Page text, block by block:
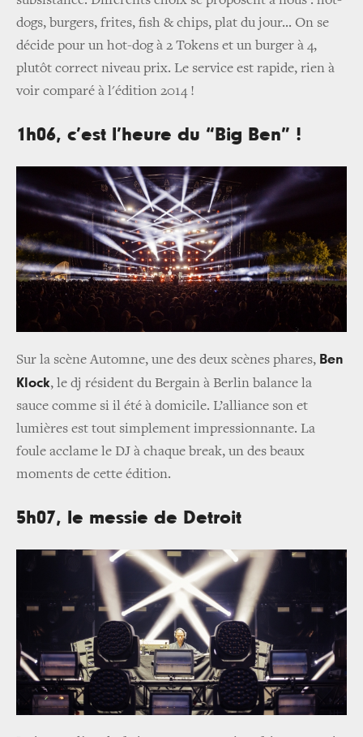
dogs, burgers, frites, fish & chips, plat du jour... On se
décide pour un hot-dog à 2 Tokens et un burger à 4,
plutôt correct niveau prix. Le service est rapide, rien à
voir comparé à l'édition 2014 !
1h06, c’est l’heure du “Big Ben” !
Sur la scène Automne, une des deux scènes phares, Ben
Klock, le dj résident du Bergain à Berlin balance la
sauce comme si il été à domicile. L’alliance son et
lumières est tout simplement impressionnante. La
foule acclame le DJ à chaque break, un des beaux
moments de cette édition.
5h07, le messie de Detroit